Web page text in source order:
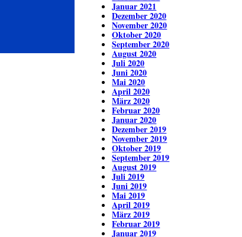
Januar 2021
Dezember 2020
November 2020
Oktober 2020
September 2020
August 2020
Juli 2020
Juni 2020
Mai 2020
April 2020
März 2020
Februar 2020
Januar 2020
Dezember 2019
November 2019
Oktober 2019
September 2019
August 2019
Juli 2019
Juni 2019
Mai 2019
April 2019
März 2019
Februar 2019
Januar 2019